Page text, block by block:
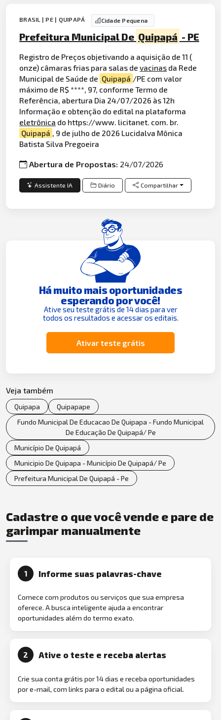
BRASIL | PE | QUIPAPÁ Cidade Pequena
Prefeitura Municipal De Quipapá - PE
Registro de Preços objetivando a aquisição de 11 (
onze) câmaras frias para salas devacinas da Rede
Municipal de Saúde de Quipapá /PE com valor
máximo de R$ ****, 97, conforme Termo de
Referência, abertura Dia 24/07/2026 às 12h
Informação e obtenção do edital na plataforma
eletrônica do https://www. licitanet. com. br.
Quipapá , 9 de julho de 2026 Lucidalva Mônica
Batista Silva Pregoeira
Abertura de Propostas: 24/07/2026
Assistente IA Diário Compartilhar
Há muito mais oportunidades
esperando por você!
Ative seu teste grátis de 14 dias para ver
todos os resultados e acessar os editais.
Ativar teste grátis
Veja também
Quipapa
Quipapape
Fundo Municipal De Educacao De Quipapa - Fundo Municipal
De Educação De Quipapá/ Pe
Município De Quipapá
Municipio De Quipapa - Município De Quipapá/ Pe
Prefeitura Municipal De Quipapá - Pe
Cadastre o que você vende e pare de
garimpar manualmente
1 Informe suas palavras-chave
Comece com produtos ou serviços que sua empresa
oferece. A busca inteligente ajuda a encontrar
oportunidades além do termo exato.
2 Ative o teste e receba alertas
Crie sua conta grátis por 14 dias e receba oportunidades
por e-mail, com links para o edital ou a página oficial.